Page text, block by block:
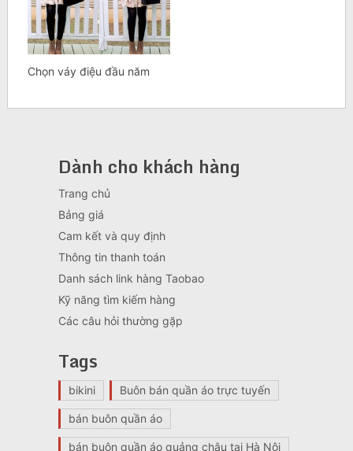
Chọn váy điệu đầu năm
Dành cho khách hàng
Trang chủ
Bảng giá
Cam kết và quy định
Thông tin thanh toán
Danh sách link hàng Taobao
Kỹ năng tìm kiếm hàng
Các câu hỏi thường gặp
Tags
bikini Buôn bán quần áo trực tuyến
bán buôn quần áo
bán buôn quần áo quảng châu tại Hà Nội